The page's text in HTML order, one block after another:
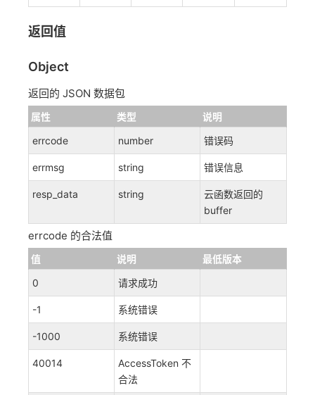
返回值
Object
返回的 JSON 数据包
属性 类型
说明
errcode
number 错误码
errmsg string 错误信息
resp_data string
云函数返回的
buffer
errcode 的合法值
值 说明
最低版本
0
请求成功
-1 系统错误
-1000 系统错误
40014
AccessToken 不
合法